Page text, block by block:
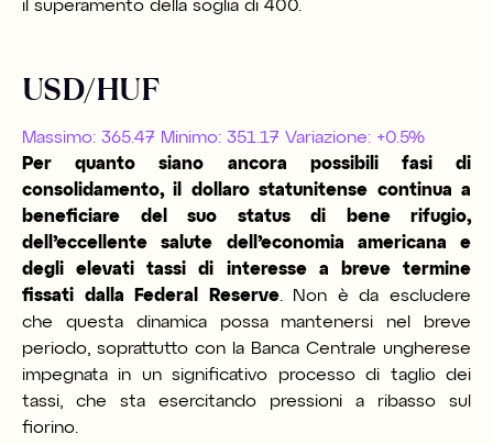
il superamento della soglia di 400.
USD/HUF
Massimo: 365.47 Minimo: 351.17 Variazione: +0.5%
Per quanto siano ancora possibili fasi di
consolidamento, il dollaro statunitense continua a
beneficiare del suo status di bene rifugio,
dell’eccellente salute dell’economia americana e
degli elevati tassi di interesse a breve termine
fissati dalla Federal Reserve. Non è da escludere
che questa dinamica possa mantenersi nel breve
periodo, soprattutto con la Banca Centrale ungherese
impegnata in un significativo processo di taglio dei
tassi, che sta esercitando pressioni a ribasso sul
fiorino.